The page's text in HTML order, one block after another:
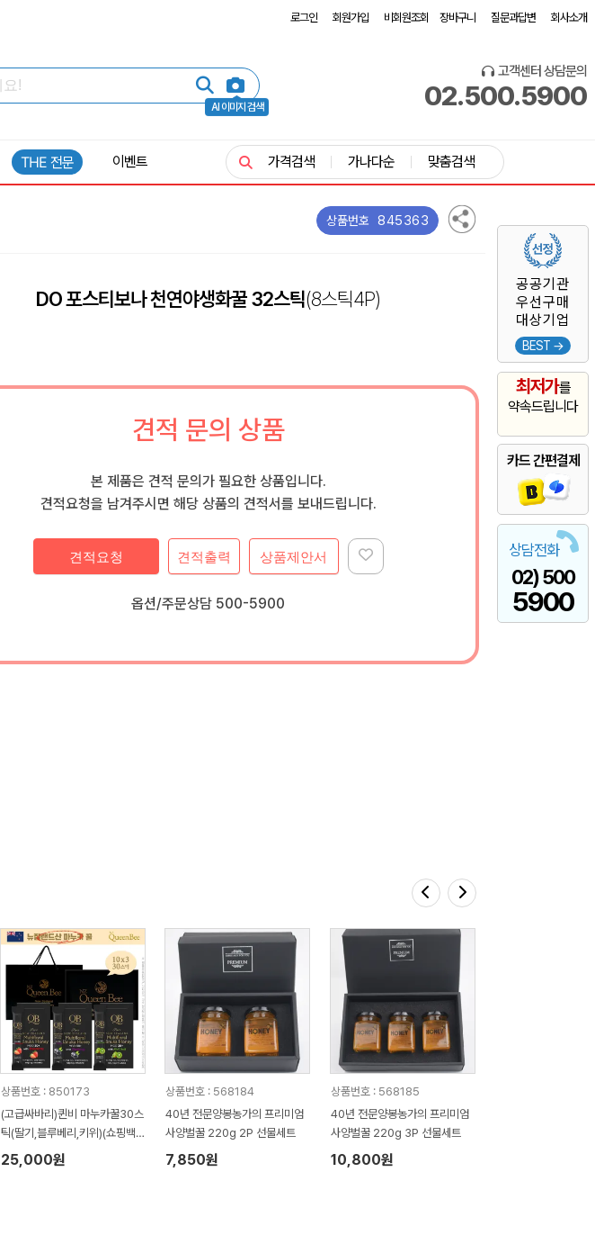
로그인 회원가입 비회원조회 장바구니 질문과답변 회사소개
AI 이미지 검색
고객센터 상담문의
02.500.5900
공공기관
우선구매
대상기업
BEST →
최저가를
약속드립니다
카드 간편결제
상담전화
02) 500
5900
THE 전문 이벤트 가격검색 가나다순 맞춤검색
상품번호 845363
DO 포스티보나 천연야생화꿀 32스틱(8스틱4P)
견적 문의 상품
본 제품은 견적 문의가 필요한 상품입니다.
견적요청을 남겨주시면 해당 상품의 견적서를 보내드립니다.
견적요청 상품제안서
견적출력
옵션/주문상담 500-5900
상품번호 : 850173
(고급싸바리)퀸비 마누카꿀30스
틱(딸기,블루베리,키위)(쇼핑백
포함)
25,000원
상품번호 : 568184
40년 전문양봉농가의 프리미엄
사양벌꿀 220g 2P 선물세트
7,850원
상품번호 : 568185
40년 전문양봉농가의 프리미엄
사양벌꿀 220g 3P 선물세트
10,800원